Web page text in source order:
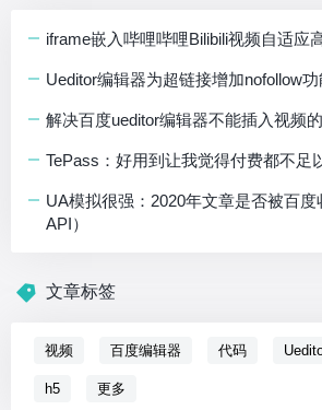
iframe嵌入哔哩哔哩Bilibili视频自适应
Ueditor编辑器为超链接增加nofollow
解决百度ueditor编辑器不能插入视频
TePass：好用到让我觉得付费都不足
UA模拟很强：2020年文章是否被百
API）
文章标签
视频 百度编辑器 代码
h5 更多